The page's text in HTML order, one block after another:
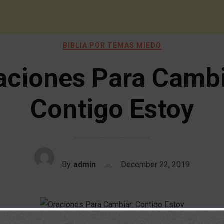
BIBLIA POR TEMAS MIEDO
Para
Contigo Estoy
By admin December 22, 2019